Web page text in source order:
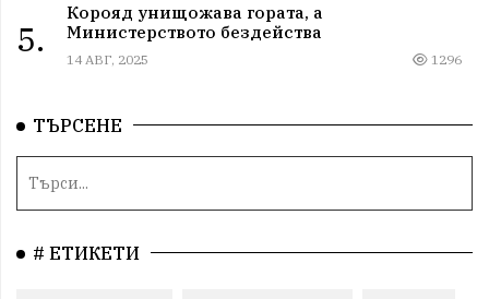
5.
Корояд унищожава гората, а
Министерството бездейства
14 АВГ, 2025 1296
ТЪРСЕНЕ
# ЕТИКЕТИ